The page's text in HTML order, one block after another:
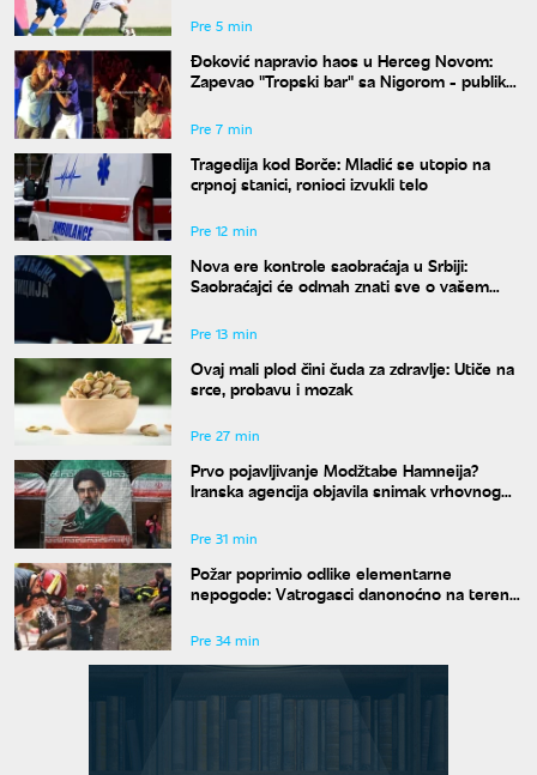
Pre 5 min
Đoković napravio haos u Herceg Novom:
Zapevao "Tropski bar" sa Nigorom - publika
Pre 7 min
Tragedija kod Borče: Mladić se utopio na
crpnoj stanici, ronioci izvukli telo
Pre 12 min
Nova ere kontrole saobraćaja u Srbiji:
Saobraćajci će odmah znati sve o vašem
Pre 13 min
Ovaj mali plod čini čuda za zdravlje: Utiče na
srce, probavu i mozak
Pre 27 min
Prvo pojavljivanje Modžtabe Hamneija?
Iranska agencija objavila snimak vrhovnog
Pre 31 min
Požar poprimio odlike elementarne
nepogode: Vatrogasci danonoćno na terenu
Pre 34 min